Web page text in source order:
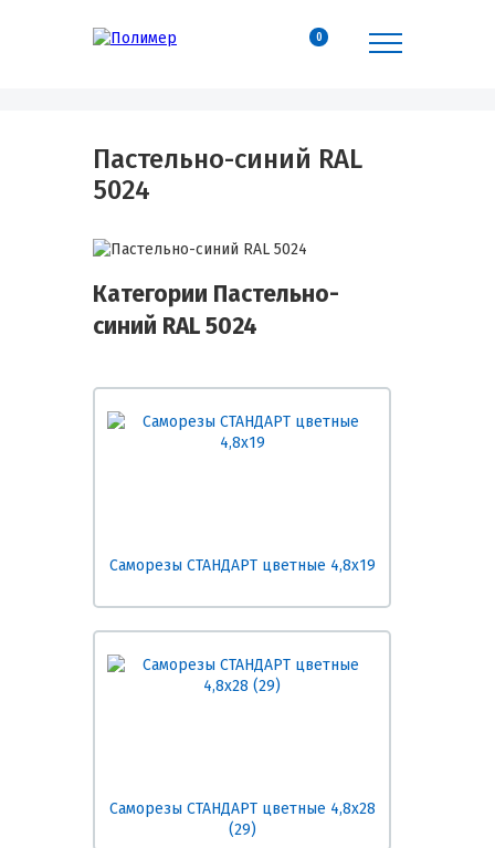
0
Пастельно-синий RAL
5024
Категории Пастельно-
синий RAL 5024
Саморезы СТАНДАРТ цветные 4,8х19
Саморезы СТАНДАРТ цветные 4,8х28
(29)